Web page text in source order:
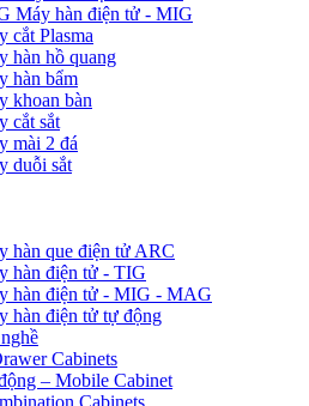
Máy hàn điện tử - MIG
cắt Plasma
hàn hồ quang
hàn bẩm
khoan bàn
cắt sắt
mài 2 đá
duỗi sắt
hàn que điện tử ARC
hàn điện tử - TIG
hàn điện tử - MIG - MAG
hàn điện tử tự động
Cabinets
– Mobile Cabinet
Cabinets